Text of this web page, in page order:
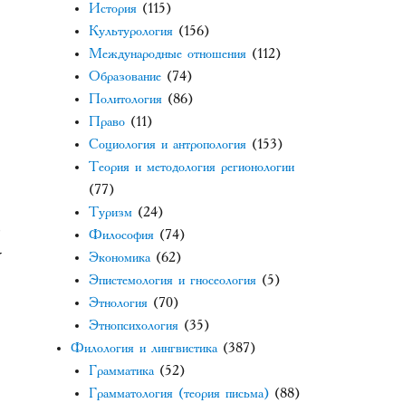
История(115)
Культурология(156)
Международные отношения(112)
Образование(74)
Политология(86)
Право(11)
Социология и антропология(153)
Теория и методология регионологии
(77)
Туризм(24)
Философия(74)
Экономика(62)
Эпистемология и гносеология(5)
Этнология(70)
Этнопсихология(35)
Филология и лингвистика(387)
Грамматика(52)
Грамматология (теория письма)(88)